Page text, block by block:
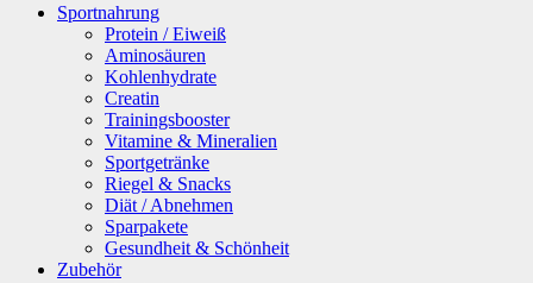
Sportnahrung
Protein / Eiweiß
Aminosäuren
Kohlenhydrate
Creatin
Trainingsbooster
Vitamine & Mineralien
Sportgetränke
Riegel & Snacks
Diät / Abnehmen
Sparpakete
Gesundheit & Schönheit
Zubehör